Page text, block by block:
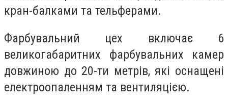
кран-балками та тельферами.
Фарбувальний цех включає 6
великогабаритних фарбувальних камер
довжиною до 20-ти метрів, які оснащені
електроопаленням та вентиляцією.